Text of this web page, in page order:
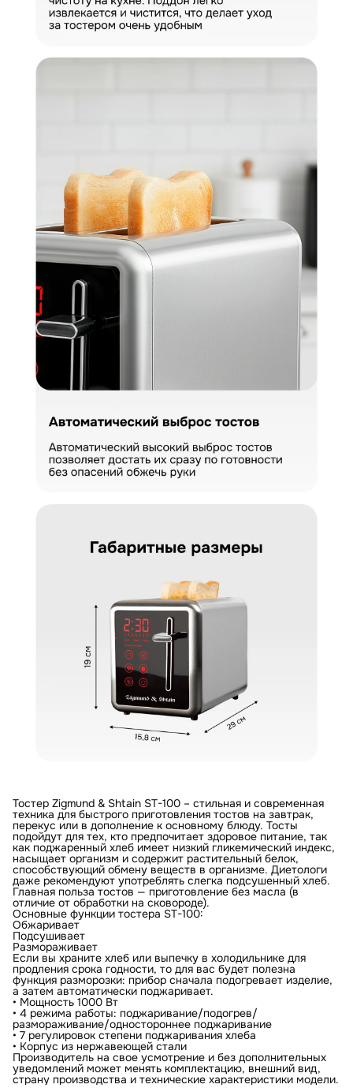
Тостер Zigmund & Shtain ST-100 – стильная и современная
техника для быстрого приготовления тостов на завтрак,
перекус или в дополнение к основному блюду. Тосты
подойдут для тех, кто предпочитает здоровое питание, так
как поджаренный хлеб имеет низкий гликемический индекс,
насыщает организм и содержит растительный белок,
способствующий обмену веществ в организме. Диетологи
даже рекомендуют употреблять слегка подсушенный хлеб.
Главная польза тостов — приготовление без масла (в
отличие от обработки на сковороде).
Основные функции тостера ST-100:
Обжаривает
Подсушивает
Размораживает
Если вы храните хлеб или выпечку в холодильнике для
продления срока годности, то для вас будет полезна
функция разморозки: прибор сначала подогревает изделие,
а затем автоматически поджаривает.
• Мощность 1000 Вт
• 4 режима работы: поджаривание/подогрев/
размораживание/одностороннее поджаривание
• 7 регулировок степени поджаривания хлеба
• Корпус из нержавеющей стали
Производитель на свое усмотрение и без дополнительных
уведомлений может менять комплектацию, внешний вид,
страну производства и технические характеристики модели.